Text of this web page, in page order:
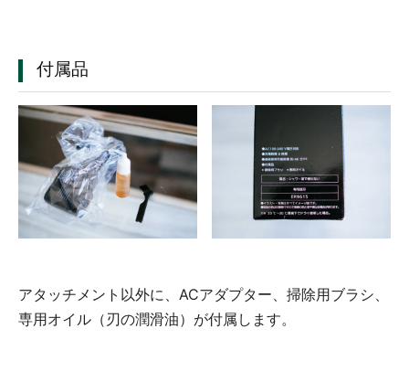
付属品
アタッチメント以外に、ACアダプター、掃除用ブラシ、
専用オイル（刃の潤滑油）が付属します。